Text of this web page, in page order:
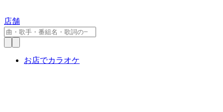
店舗
お店でカラオケ